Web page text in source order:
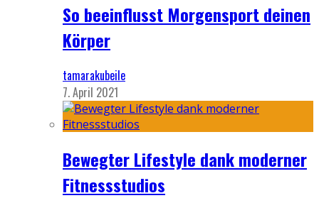
So beeinflusst Morgensport deinen
Körper
tamarakubeile
7. April 2021
Bewegter Lifestyle dank moderner
Fitnessstudios